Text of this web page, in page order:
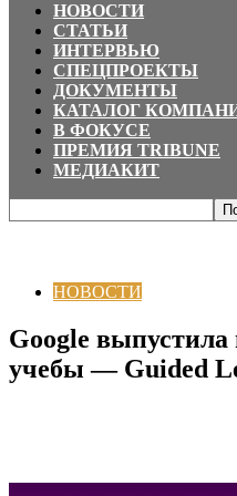
НОВОСТИ
СТАТЬИ
ИНТЕРВЬЮ
СПЕЦПРОЕКТЫ
ДОКУМЕНТЫ
КАТАЛОГ
В ФОКУСЕ
ПРЕМИЯ TRIBUNE
МЕДИАКИТ
НОВОСТИ
Google
учебы — Guided